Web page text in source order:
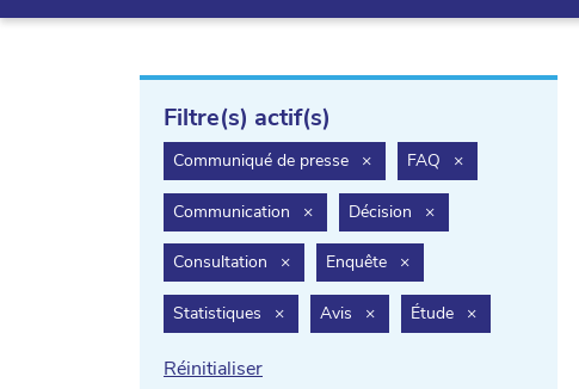
Filtre(s) actif(s)
Communiqué de presse ×filter.delete
FAQ ×filter.delete
Communication ×filter.delete
Décision ×filter.delete
Consultation ×filter.delete
Enquête ×filter.delete
Statistiques ×filter.delete
Avis ×filter.delete
Étude ×filter.delete
Réinitialiser